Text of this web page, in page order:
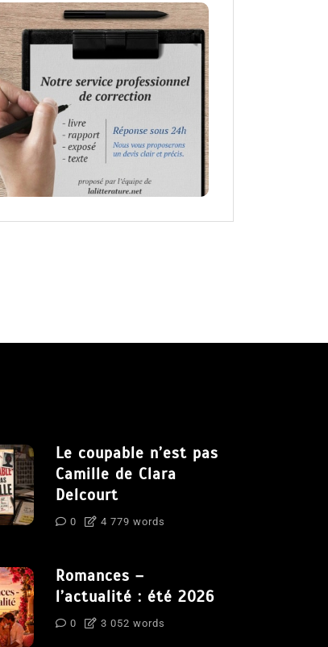
Le coupable n’est pas
Camille de Clara
Delcourt
0 4 779 words
Romances –
l’actualité : été 2026
0 3 052 words